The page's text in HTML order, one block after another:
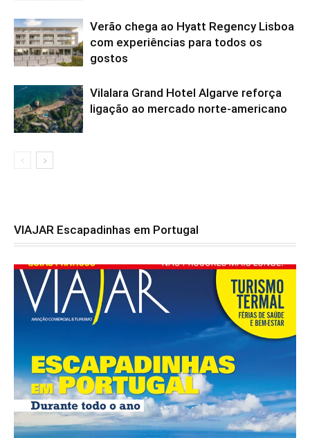
Verão chega ao Hyatt Regency Lisboa
com experiências para todos os
gostos
Vilalara Grand Hotel Algarve reforça
ligação ao mercado norte-americano
VIAJAR Escapadinhas em Portugal